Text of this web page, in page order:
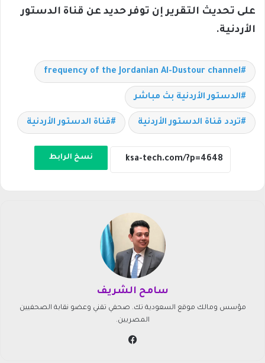
على تحديث التقرير إن توفر حديد عن قناة الدستور
الأردنية.
frequency of the Jordanian Al-Dustour channel
الدستور الأردنية بث مباشر
تردد قناة الدستور الأردنية قناة الدستور الأردنية
نسخ الرابط
سامح الشريف
مؤسس ومالك موقع السعودية تك. صحفي تقني وعضو نقابة الصحفيين
المصريين.